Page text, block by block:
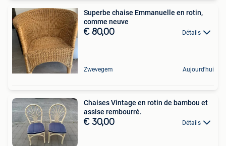
Superbe chaise Emmanuelle en rotin,
comme neuve
€ 80,00 Détails
Zwevegem Aujourd'hui
Chaises Vintage en rotin de bambou et
assise rembourré.
€ 30,00 Détails